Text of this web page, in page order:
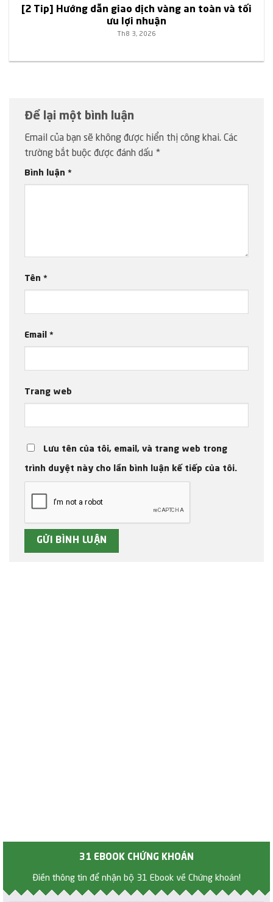
[2 Tip] Hướng dẫn giao dịch vàng an toàn và tối
ưu lợi nhuận
Th8 3, 2026
Để lại một bình luận
Email của bạn sẽ không được hiển thị công khai. Các
trường bắt buộc được đánh dấu *
Bình luận *
Tên *
Email *
Trang web
Lưu tên của tôi, email, và trang web trong
trình duyệt này cho lần bình luận kế tiếp của tôi.
31 EBOOK CHỨNG KHOÁN
Điền thông tin để nhận bộ 31 Ebook về Chứng khoán!